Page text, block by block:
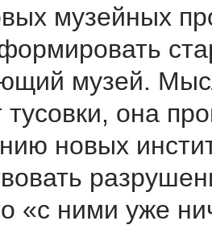
музейных
музей.
она
новых
«с ними уже